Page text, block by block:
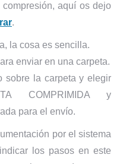
aquí os dejo
.
la cosa es sencilla.
enviar en una carpeta.
sobre la carpeta y elegir
COMPRIMIDA y
para el envío.
por el sistema
los pasos en este